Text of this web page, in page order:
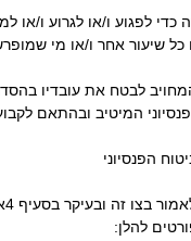
כל שיעור אחר ו/או מי
לבטח את עובדיו בהסדר
המיטיב ובהתאם
להלן: